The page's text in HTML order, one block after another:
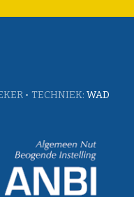
• TECHNIEK: WAD